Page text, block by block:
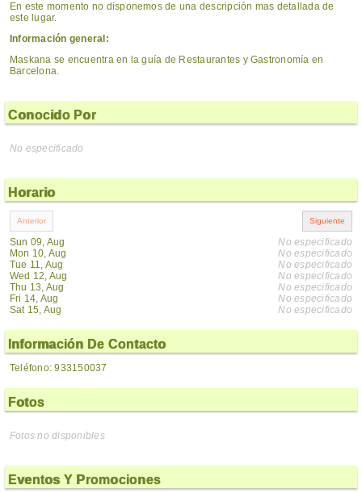
En este momento no disponemos de una descripción mas detallada de
este lugar.
Información general:
Maskana se encuentra en la guía de Restaurantes y Gastronomía en
Barcelona.
Conocido Por
No especificado
Horario
Sun 09, Aug
Mon 10, Aug
Tue 11, Aug
Wed 12, Aug
Thu 13, Aug
Fri 14, Aug
Sat 15, Aug
No especificado
No especificado
No especificado
No especificado
No especificado
No especificado
No especificado
Información De Contacto
Teléfono: 933150037
Fotos
Fotos no disponibles
Eventos Y Promociones